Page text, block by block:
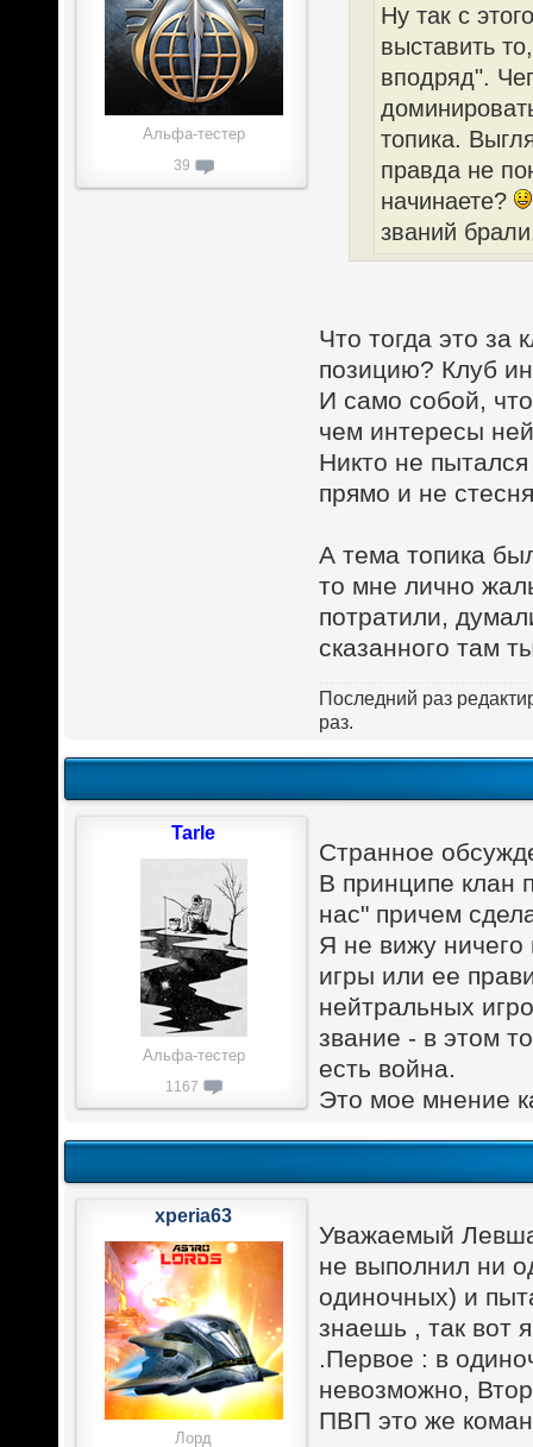
Ну так с
выставить
вподряд".
топика.
правда не
начинаете?
званий
Что тогда это за
позицию? Клуб
И само собой,
чем интересы
Никто не
прямо и не
А тема топика
то мне лично
потратили,
сказанного там
Последний раз
раз.
Альфа-тестер
39
Странное
В принципе клан
нас" причем
Я не вижу ничего
игры или ее
нейтральных
звание - в этом
есть война.
Это мое мнение
Tarle
Альфа-тестер
1167
Уважаемый
не выполнил ни
одиночных) и
знаешь , так вот
.Первое : в
невозможно,
ПВП это же
xperia63
Лорд